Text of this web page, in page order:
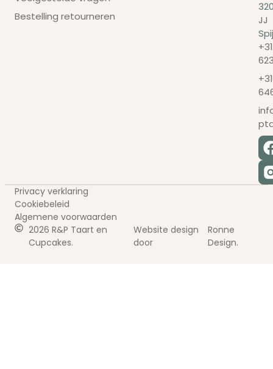
Bestelling retourneren
JJ
2026 R&P Taart en
Cupcakes.
Website design
door
Ronne
Design.
Privacy verklaring
Cookiebeleid
Algemene voorwaarden